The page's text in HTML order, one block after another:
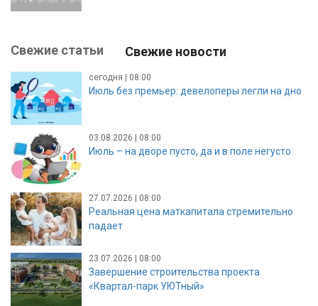
Свежие статьи Свежие новости
сегодня | 08:00
Июль без премьер: девелоперы легли на дно
03.08.2026 | 08:00
Июль – на дворе пусто, да и в поле негусто
27.07.2026 | 08:00
Реальная цена маткапитала стремительно
падает
23.07.2026 | 08:00
Завершение строительства проекта
«Квартал-парк УЮТный»